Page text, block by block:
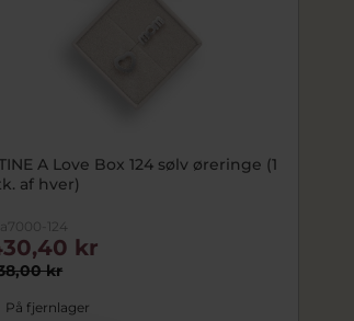
A Love Box 124 sølv øreringe (1
af hver)
124
kr
kr
På fjernlager